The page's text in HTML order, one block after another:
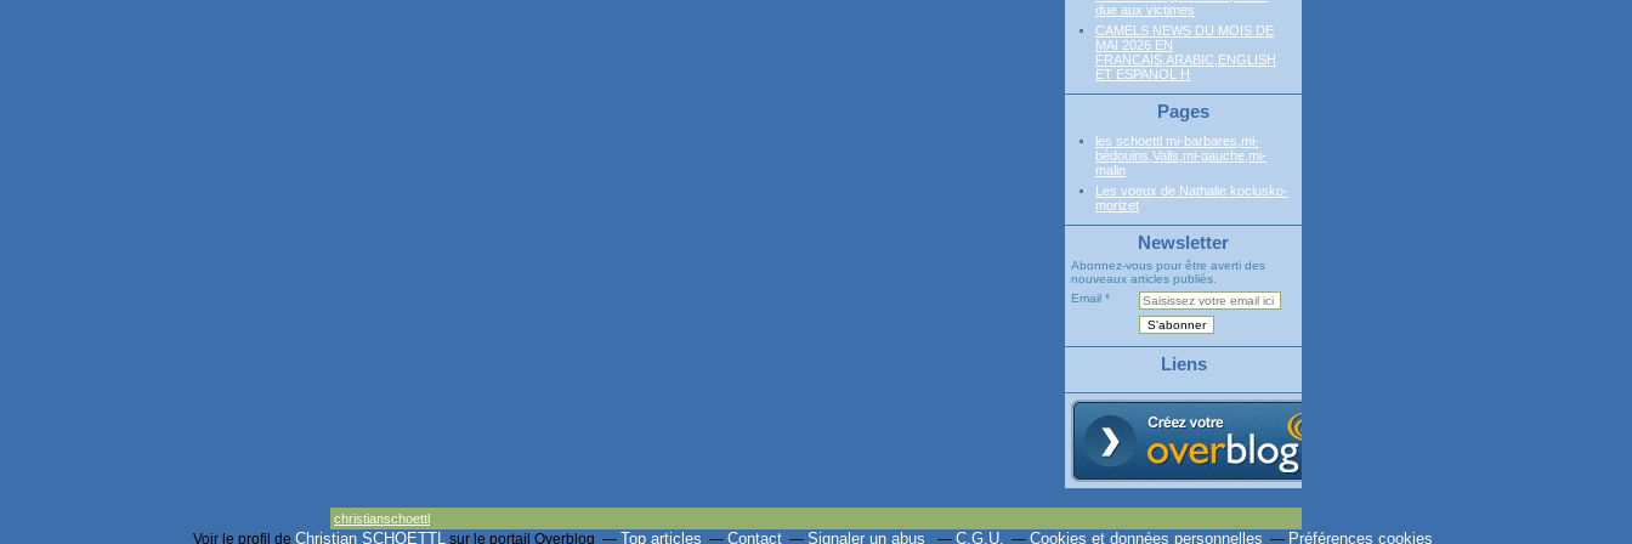
due aux victimes
CAMELS NEWS DU MOIS DE
MAI 2026 EN
FRANCAIS,ARABIC,ENGLISH
ET ESPANOL H
Pages
les schoettl mi-barbares,mi-
bédouins,Valls,mi-gauche,mi-
malin
Les voeux de Nathalie kociusko-
morizet
Newsletter
Abonnez-vous pour être averti des
nouveaux articles publiés.
Email
Liens
christianschoettl
Voir le profil de Christian SCHOETTLsur le portail Overblog Top articles Contact Signaler un abus C.G.U. Cookies et données personnelles Préférences cookies